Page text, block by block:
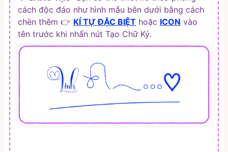
cách độc đáo như hình mẫu bên dưới bằng cách
chèn thêm 👉 KÍ TỰ ĐẶC BIỆT hoặc ICON vào
tên trước khi nhấn nút Tạo Chữ Ký.